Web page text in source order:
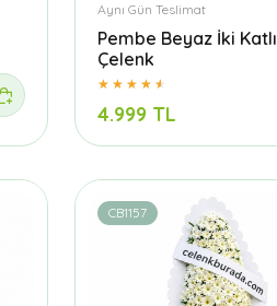
Aynı Gün Teslimat
Pembe Beyaz İki Katlı
Çelenk
4.999 TL
CB1157